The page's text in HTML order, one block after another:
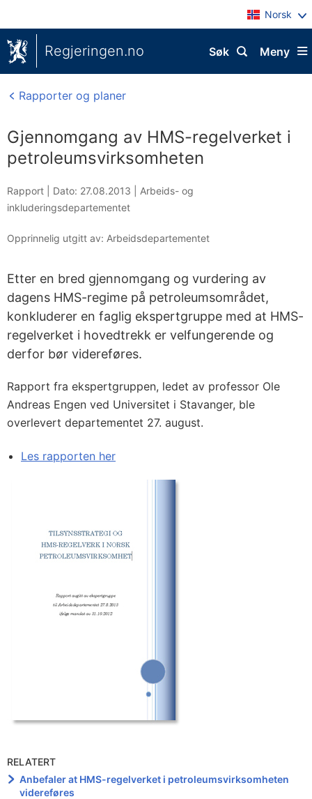
Norsk
Regjeringen.no Meny
Søk
Rapporter og planer
Gjennomgang av HMS-regelverket i
petroleumsvirksomheten
Rapport | Dato: 27.08.2013
Arbeids- og
inkluderingsdepartementet
Opprinnelig utgitt av: Arbeidsdepartementet
Etter en bred gjennomgang og vurdering av
dagens HMS-regime på petroleumsområdet,
konkluderer en faglig ekspertgruppe med at HMS-
regelverket i hovedtrekk er velfungerende og
derfor bør videreføres.
Rapport fra ekspertgruppen, ledet av professor Ole
Andreas Engen ved Universitet i Stavanger, ble
overlevert departementet 27. august.
Les rapporten her
RELATERT
Anbefaler at HMS-regelverket i petroleumsvirksomheten
videreføres